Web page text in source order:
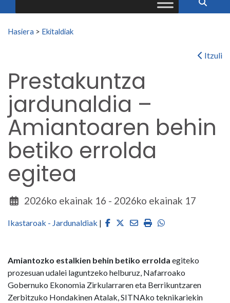
Search for:
Hasiera > Ekitaldiak
Itzuli
Prestakuntza
jardunaldia –
Amiantoaren behin
betiko errolda
egitea
2026ko ekainak 16 - 2026ko ekainak 17
Ikastaroak - Jardunaldiak | Facebook
Twitter
EmailImprimirWhatsapp
Amiantozko estalkien behin betiko errolda egiteko
prozesuan udalei laguntzeko helburuz, Nafarroako
Gobernuko Ekonomia Zirkularraren eta Berrikuntzaren
Zerbitzuko Hondakinen Atalak, SITNAko teknikariekin